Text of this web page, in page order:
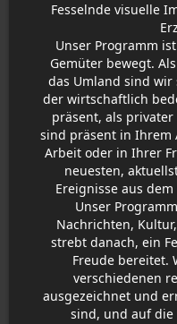
Fesselnde visuelle
Unser Programm
Gemüter bewegt.
das Umland sind
der wirtschaftlich
präsent, als
sind präsent in Ihrem
Arbeit oder in Ihrer
neuesten,
Ereignisse aus
Unser
Nachrichten,
strebt danach, ein
Freude bereitet.
verschiedenen
ausgezeichnet und
sind, und auf die